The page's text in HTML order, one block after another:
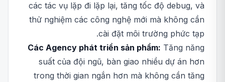
các tác vụ lặp đi lặp lại, tăng tốc độ debug, và
thử nghiệm các công nghệ mới mà không cần
cài đặt môi trường phức tạp.
Các Agency phát triển sản phẩm: Tăng năng
suất của đội ngũ, bàn giao nhiều dự án hơn
trong thời gian ngắn hơn mà không cần tăng